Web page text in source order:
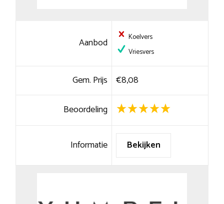
Aanbod
Koelvers
Vriesvers
Gem. Prijs €8,08
Beoordeling
Informatie Bekijken